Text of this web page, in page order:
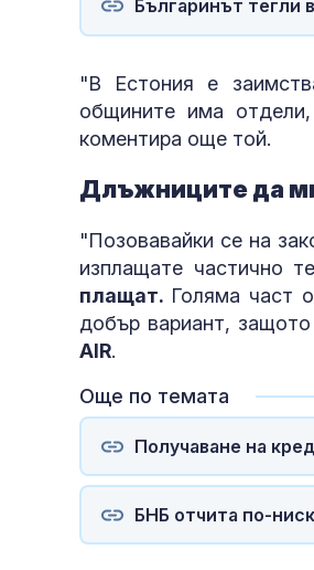
Българинът тегли
"В Естония е
общините има
коментира още той.
Длъжниците да
"Позовавайки се на
изплащате частично
плащат. Голяма част
добър вариант,
AIR.
Още по темата
Получаване на
БНБ отчита по-